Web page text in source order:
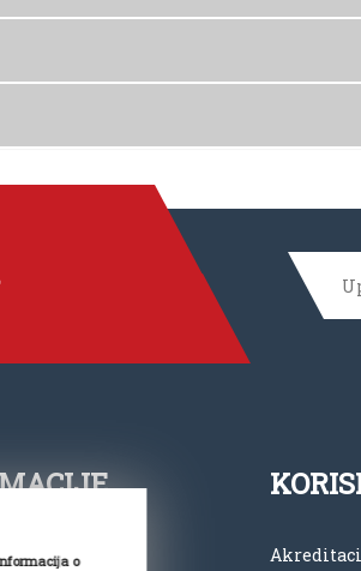
2762 194o